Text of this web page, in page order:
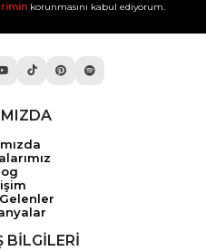
korunmasını kabul ediyorum.
BİLGİLERİ